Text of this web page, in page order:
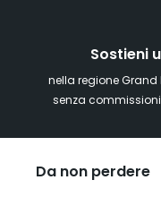
Sostieni
nella regione Grand
senza
Da non perdere